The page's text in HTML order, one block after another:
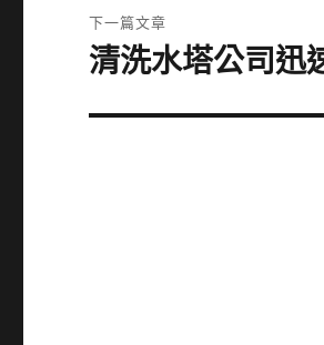
文
章:
下一篇文章
下
篇
清洗水塔公司迅